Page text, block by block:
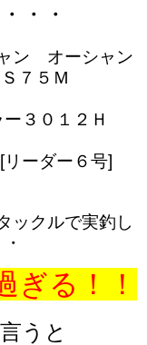
・・
ン オーシャン
７５Ｍ
３０１２Ｈ
ーダー６号]
ックルで実釣し
る！！
うと